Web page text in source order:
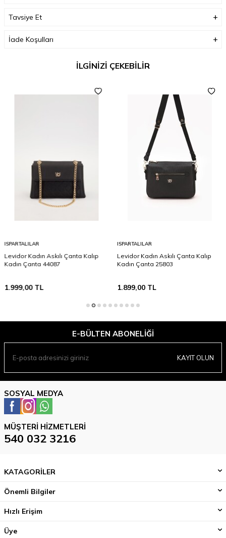
Tavsiye Et
İade Koşulları
İLGİNİZİ ÇEKEBİLİR
ISPARTALILAR
Levidor Kadın Askılı Çanta Kalıp
Kadın Çanta 44087
1.999,00TL
ISPARTALILAR
Levidor Kadın Askılı Çanta Kalıp
Kadın Çanta 25803
1.899,00TL
E-BÜLTEN ABONELIĞI
KAYIT OLUN
SOSYAL MEDYA
MÜŞTERI HIZMETLERI
540 032 3216
KATAGORİLER
Önemli Bilgiler
Hızlı Erişim
Üye